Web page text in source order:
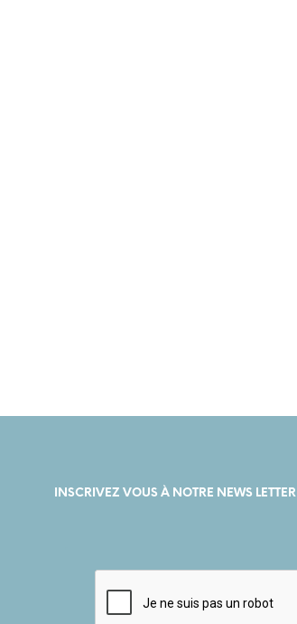
INSCRIVEZ VOUS À NOTRE NEWS LETTER